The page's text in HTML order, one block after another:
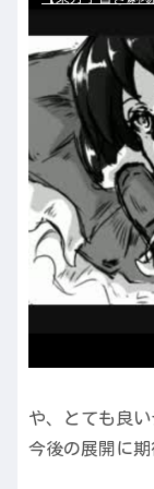
や、とても良い
今後の展開に期